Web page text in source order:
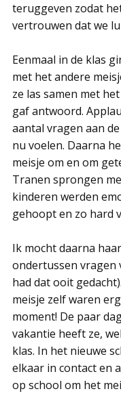
teruggeven zodat
vertrouwen dat we
Eenmaal in de klas
met het andere
ze las samen met
gaf antwoord.
aantal vragen aan
nu voelen. Daarna
meisje om en om
Tranen sprongen
kinderen werden
gehoopt en zo hard
Ik mocht daarna
ondertussen vragen
had dat ooit
meisje zelf waren
moment! De paar
vakantie heeft ze,
klas. In het nieuwe
elkaar in contact en
op school om het